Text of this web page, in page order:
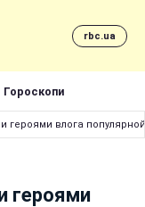
rbc.ua
Гороскопи
героями влога
героями